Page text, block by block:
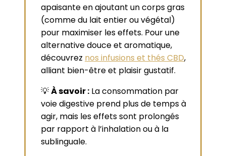
apaisante en ajoutant un corps gras
(comme du lait entier ou végétal)
pour maximiser les effets. Pour une
alternative douce et aromatique,
découvrez nos infusions et thés CBD,
alliant bien-être et plaisir gustatif.
💡À savoir : La consommation par
voie digestive prend plus de temps à
agir, mais les effets sont prolongés
par rapport à l’inhalation ou à la
sublinguale.